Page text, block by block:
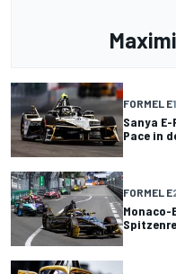
FORMEL E
Sanya
Pace in
FORMEL E
Monaco-